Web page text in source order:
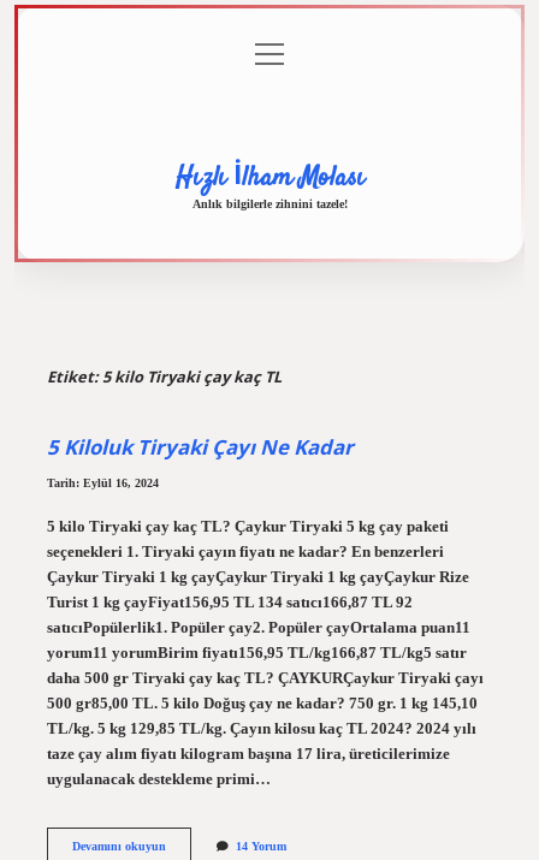
menüyü
aç
Hızlı İlham Molası
Anlık bilgilerle zihnini tazele!
Etiket:5 kilo Tiryaki çay kaç TL
5 Kiloluk Tiryaki Çayı Ne Kadar
Tarih: Eylül 16, 2024
5 kilo Tiryaki çay kaç TL? Çaykur Tiryaki 5 kg çay paketi
seçenekleri 1. Tiryaki çayın fiyatı ne kadar? En benzerleri
Çaykur Tiryaki 1 kg çayÇaykur Tiryaki 1 kg çayÇaykur Rize
Turist 1 kg çayFiyat156,95 TL 134 satıcı166,87 TL 92
satıcıPopülerlik1. Popüler çay2. Popüler çayOrtalama puan11
yorum11 yorumBirim fiyatı156,95 TL/kg166,87 TL/kg5 satır
daha 500 gr Tiryaki çay kaç TL? ÇAYKURÇaykur Tiryaki çayı
500 gr85,00 TL. 5 kilo Doğuş çay ne kadar? 750 gr. 1 kg 145,10
TL/kg. 5 kg 129,85 TL/kg. Çayın kilosu kaç TL 2024? 2024 yılı
taze çay alım fiyatı kilogram başına 17 lira, üreticilerimize
uygulanacak destekleme primi…
Devamını okuyun5
14 Yorum